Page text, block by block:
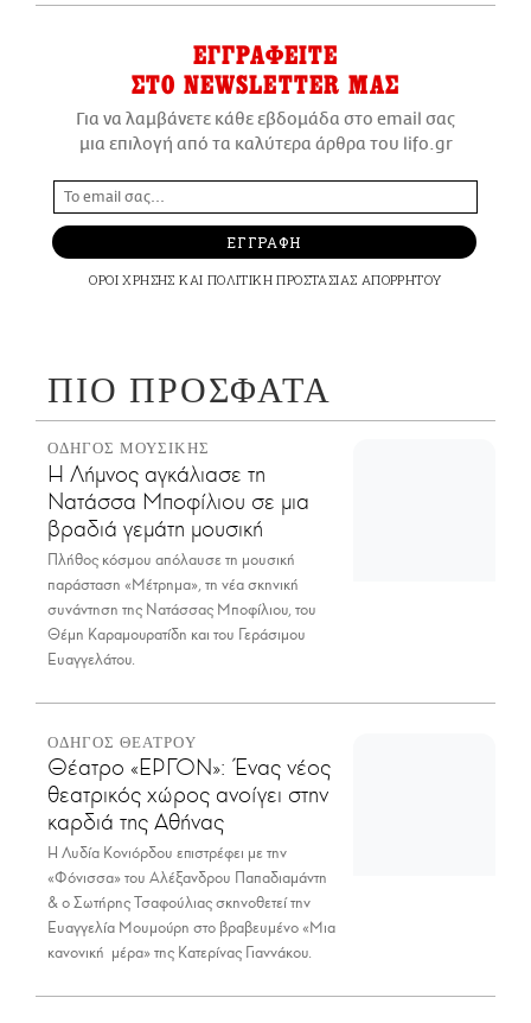
ΕΓΓΡΑΦΕΙΤΕ
ΣΤΟ NEWSLETTER ΜΑΣ
Για να λαμβάνετε κάθε εβδομάδα στο email σας
μια επιλογή από τα καλύτερα άρθρα του lifo.gr
ΕΓΓΡΑΦΗ
ΟΡΟΙ ΧΡΗΣΗΣ ΚΑΙ ΠΟΛΙΤΙΚΗ ΠΡΟΣΤΑΣΙΑΣ ΑΠΟΡΡΗΤΟΥ
ΠΙΟ ΠΡΟΣΦΑΤΑ
ΟΔΗΓΟΣ ΜΟΥΣΙΚΗΣ
Η Λήμνος αγκάλιασε τη
Νατάσσα Μποφίλιου σε μια
βραδιά γεμάτη μουσική
Πλήθος κόσμου απόλαυσε τη μουσική
παράσταση «Μέτρημα», τη νέα σκηνική
συνάντηση της Νατάσσας Μποφίλιου, του
Θέμη Καραμουρατίδη και του Γεράσιμου
Ευαγγελάτου.
ΟΔΗΓΟΣ ΘΕΑΤΡΟΥ
Θέατρο «ΕΡΓΟΝ»: Ένας νέος
θεατρικός χώρος ανοίγει στην
καρδιά της Αθήνας
Η Λυδία Κονιόρδου επιστρέφει με την
«Φόνισσα» του Αλέξανδρου Παπαδιαμάντη
& ο Σωτήρης Τσαφούλιας σκηνοθετεί την
Ευαγγελία Μουμούρη στο βραβευμένο «Μια
κανονική μέρα» της Κατερίνας Γιαννάκου.